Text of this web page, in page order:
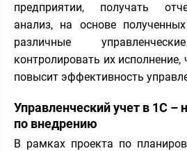
предприятии, получать
анализ, на основе
различные
контролировать их исполнение,
повысит эффективность
Управленческий учет в 1С
по внедрению
В рамках проекта по